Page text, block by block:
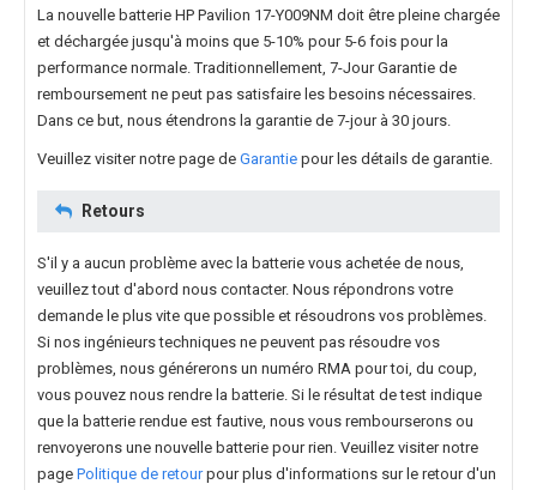
La nouvelle batterie HP Pavilion 17-Y009NM doit être pleine chargée
et déchargée jusqu'à moins que 5-10% pour 5-6 fois pour la
performance normale. Traditionnellement, 7-Jour Garantie de
remboursement ne peut pas satisfaire les besoins nécessaires.
Dans ce but, nous étendrons la garantie de 7-jour à 30 jours.
Veuillez visiter notre page de Garantie pour les détails de garantie.
Retours
S'il y a aucun problème avec la batterie vous achetée de nous,
veuillez tout d'abord nous contacter. Nous répondrons votre
demande le plus vite que possible et résoudrons vos problèmes.
Si nos ingénieurs techniques ne peuvent pas résoudre vos
problèmes, nous générerons un numéro RMA pour toi, du coup,
vous pouvez nous rendre la batterie. Si le résultat de test indique
que la batterie rendue est fautive, nous vous rembourserons ou
renvoyerons une nouvelle batterie pour rien. Veuillez visiter notre
page Politique de retourpour plus d'informations sur le retour d'un